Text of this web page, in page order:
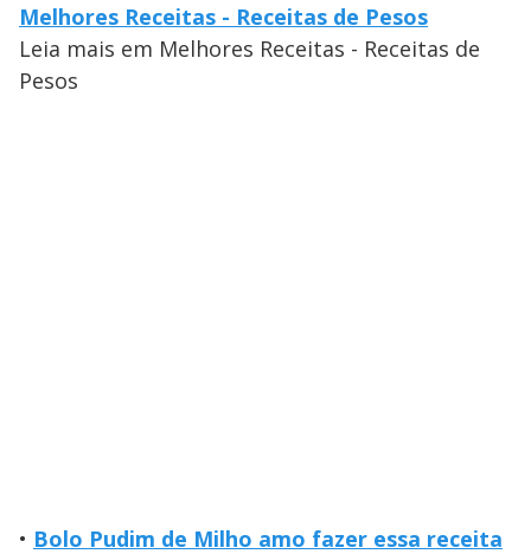
Melhores Receitas - Receitas de Pesos
Leia mais em Melhores Receitas - Receitas de
Pesos
• Bolo Pudim de Milho amo fazer essa receita